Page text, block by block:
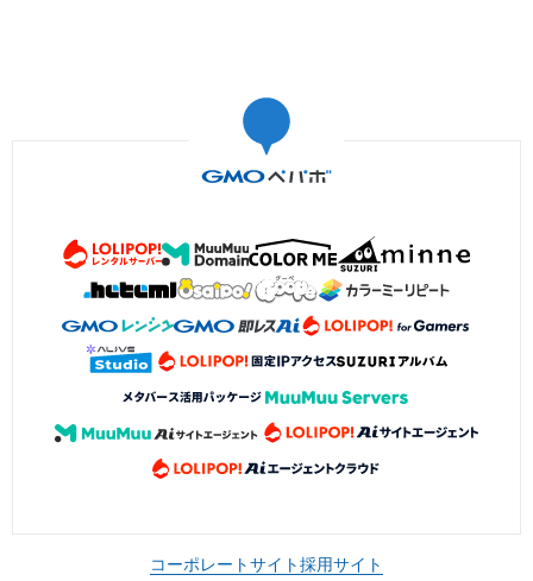
コーポレートサイト採用サイト